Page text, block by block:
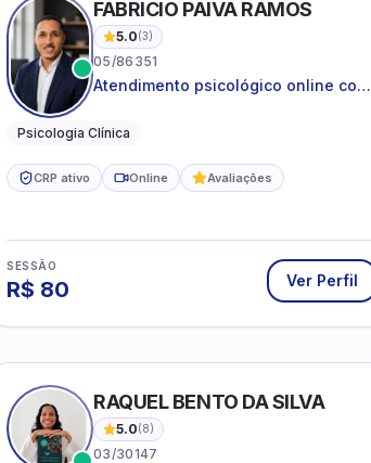
FABRICIO PAIVA RAMOS
5.0(3)
05/86351
Atendimento psicológico online com
Psicologia Clínica
CRP ativo Online Avaliações
SESSÃO
R$ 80 Ver Perfil
RAQUEL BENTO DA SILVA
5.0(8)
03/30147